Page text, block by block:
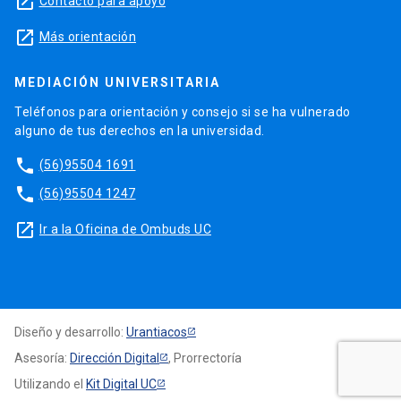
launch Más orientación
MEDIACIÓN UNIVERSITARIA
Teléfonos para orientación y consejo si se ha vulnerado
alguno de tus derechos en la universidad.
phone (56)95504 1691
phone (56)95504 1247
launch Ir a la Oficina de Ombuds UC
Diseño y desarrollo: Urantiacos
Asesoría: Dirección Digital
, Prorrectoría
Utilizando el Kit Digital UC